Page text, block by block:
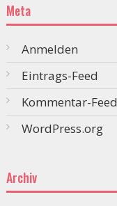
Meta
Anmelden
Eintrags-Feed
Kommentar-Feed
WordPress.org
Archiv